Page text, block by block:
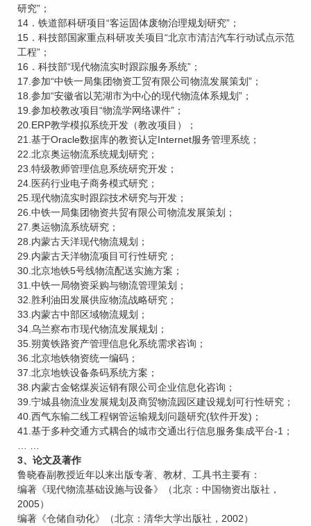
研究”；
14．铁道部科研项目“客运固体废物治理规划研究”；
15．科技部国家重点科研攻关项目“北京市清洁汽车行动试点示范
工程”；
16．科技部“现代物流实时跟踪服务系统”；
17.参加“中铁一局集团物资工贸有限公司物流发展策划”；
18.参加“安徽省以芜湖市为中心的现代物流体系规划”；
19.参加校教改项目“物流学网络课件”；
20.ERP教学模拟系统开发（教改项目）；
21.基于Oracle数据库的教资认定Internet服务管理系统；
22.北京奥运物流系统规划研究；
23.特级教师管理信息系统研究开发；
24.医药行业电子商务模式研究；
25.现代物流实时跟踪技术研究与开发；
26.中铁一局集团物资共贸有限公司物流发展策划；
27.奥运物流系统研究；
28.内蒙古天洋现代物流规划；
29.内蒙古天洋物流项目可行性研究；
30.北京地铁5号线物流配送实施方案；
31.中铁一局物资采购与物流管理策划；
32.胜利油田发展供应物流战略研究；
33.内蒙古中部区域物流规划；
34.乌兰察布市现代物流发展规划；
35.朔黄铁路资产管理信息化系统需求咨询；
36.北京地铁物资统一编码；
37.北京地铁设备条码系统方案；
38.内蒙古金铭煤炭运销有限公司企业信息化咨询；
39.宁城县物流业发展规划及商贸物流园区建设规划可行性研究；
40.西气东输二线工程钢管运输规划问题研究(软件开发)；
41.基于多种交通方式耦合的城市交通出行信息服务集成平台-1；
3、论文及著作
鲁晓春副教授近年以来出版专著、教材、工具书主要有：
编著《现代物流基础设施与设备》（北京：中国物资出版社，
2005）
编著《仓储自动化》（北京：清华大学出版社，2002）